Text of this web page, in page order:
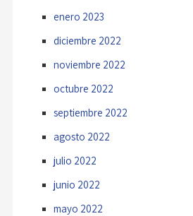
enero 2023
diciembre 2022
noviembre 2022
octubre 2022
septiembre 2022
agosto 2022
julio 2022
junio 2022
mayo 2022